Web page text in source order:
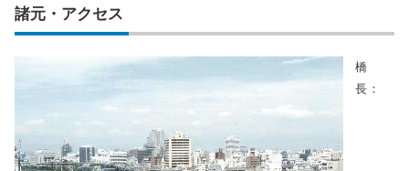
諸元・アクセス
橋
長：